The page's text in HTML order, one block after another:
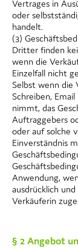
Vertrages in
oder
handelt.
(3)
Dritter finden
wenn die
Einzelfall nicht
Selbst wenn die
Schreiben,
nimmt, das
Auftraggebers
oder auf solche
Einverständnis
Anwendung,
ausdrücklich
Verkäuferin
§ 2 Angebot